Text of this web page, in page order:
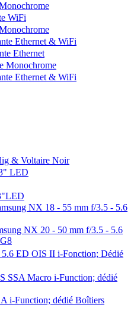
WiFi
Ethernet & WiFi
Ethernet
Monochrome
Ethernet & WiFi
& Voltaire Noir
LED
NX 18 - 55 mm f/3.5 - 5.6
NX 20 - 50 mm f/3.5 - 5.6
ED OIS II i-Fonction; Dédié
SSA Macro i-Function; dédié
i-Function; dédié Boîtiers